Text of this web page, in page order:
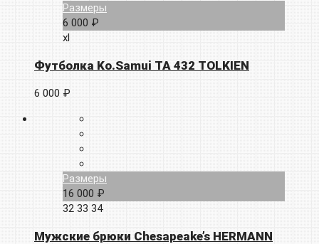
Размеры
6 000 ₽
xl
Футболка Ko.Samui TA 432 TOLKIEN
6 000 ₽
Размеры
16 000 ₽
32 33 34
Мужские брюки Chesapeake’s HERMANN